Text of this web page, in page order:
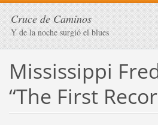
Cruce de Caminos
Y de la noche surgió el blues
Mississippi
“The First